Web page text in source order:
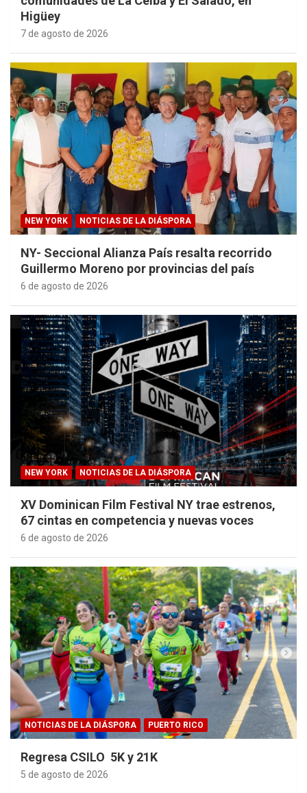
Higüey
7 de agosto de 2026
NEW YORK NOTICIAS DE LA DIÁSPORA
NY- Seccional Alianza País resalta recorrido
Guillermo Moreno por provincias del país
6 de agosto de 2026
NEW YORK NOTICIAS DE LA DIÁSPORA
XV Dominican Film Festival NY trae estrenos,
67 cintas en competencia y nuevas voces
6 de agosto de 2026
NOTICIAS DE LA DIÁSPORA PUERTO RICO
Regresa CSILO 5K y 21K
5 de agosto de 2026